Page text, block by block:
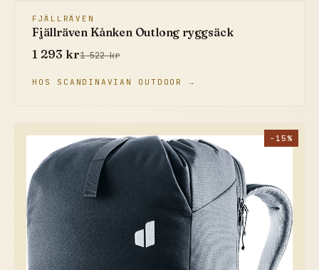
FJÄLLRÄVEN
Fjällräven Kånken Outlong ryggsäck
1 293 kr1 522 kr
HOS SCANDINAVIAN OUTDOOR →
−15%